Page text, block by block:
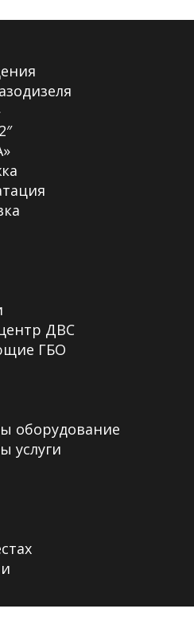
ДВС
ГБО
оборудование
услуги